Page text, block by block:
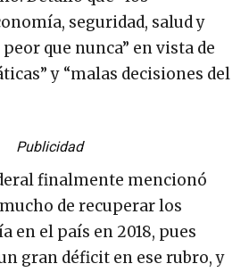
seguridad, salud y
que nunca” en vista de
y “malas decisiones del
Publicidad
finalmente mencionó
de recuperar los
en el país en 2018, pues
gran déficit en ese rubro, y